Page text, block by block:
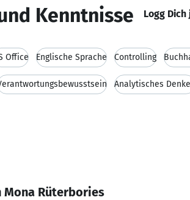
Kenntnisse Logg
Office Englische Sprache Controlling
Analytisches
Mona Rüterbories